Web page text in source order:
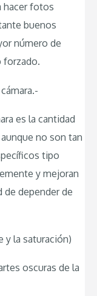
hacer fotos
buenos
número de
forzado.
es la cantidad
no son tan
tipo
y mejoran
de depender de
y la saturación)
oscuras de la